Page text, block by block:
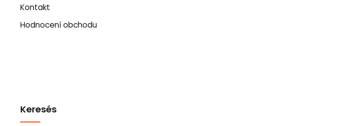
Kontakt
Hodnocení obchodu
Keresés